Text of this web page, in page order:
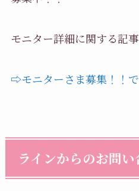
モニター詳細に関する記
⇨モニターさま募集！！
ラインからのお問い